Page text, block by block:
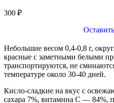
300 ₽
Небольшие весом 0,4-0,8 г,
красные с заметными белыми
транспортируются, не
температуре около 30-40 дней.
Кисло-сладкие на вкус с
сахара 7%, витамина С — 84%,